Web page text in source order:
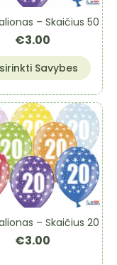
– Skaičius 50
€3.00
Savybes
– Skaičius 20
€3.00